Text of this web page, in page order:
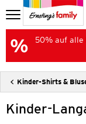
50% auf
Kinder-Shirts &
Kinder-